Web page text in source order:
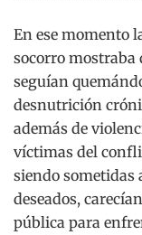
En ese momento
socorro mostraba
seguían
desnutrición
además de
víctimas del
siendo sometidas
deseados,
pública para